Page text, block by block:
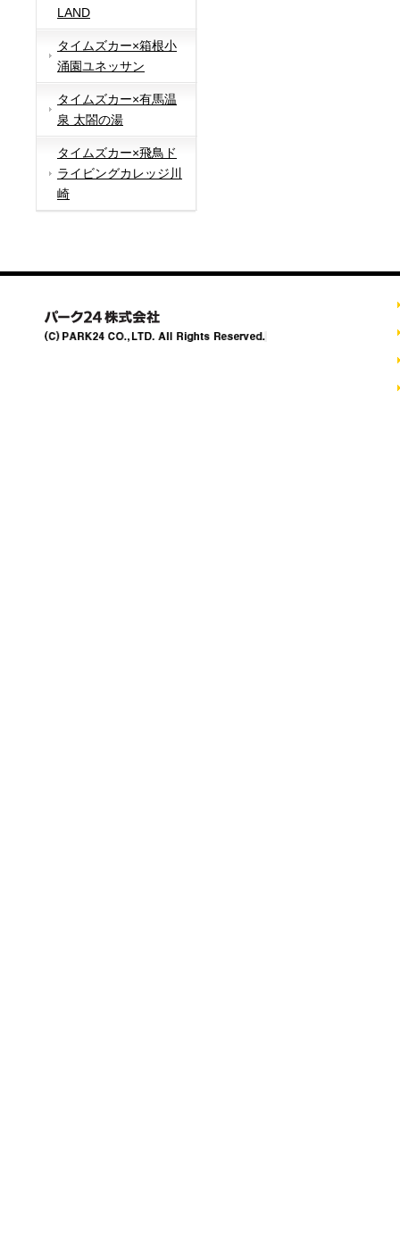
LAND
タイムズカー×箱根小
涌園ユネッサン
タイムズカー×有馬温
泉 太閤の湯
タイムズカー×飛鳥ド
ライビングカレッジ川
崎